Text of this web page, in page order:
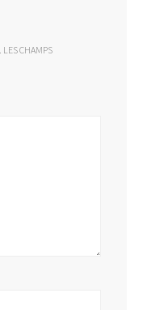
LES CHAMPS